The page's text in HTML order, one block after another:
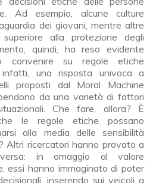
Ad esempio, alcune culture
dei giovani, mentre altre
alla protezione degli
quindi, ha reso evidente
convenire su regole etiche
una risposta univoca a
proposti dal Moral Machine
da una varietà di fattori
Che fare, allora? È
le regole etiche possano
alla media delle sensibilità
Altri ricercatori hanno provato a
in omaggio al valore
essi hanno immaginato di poter
inserendo sui veicoli a